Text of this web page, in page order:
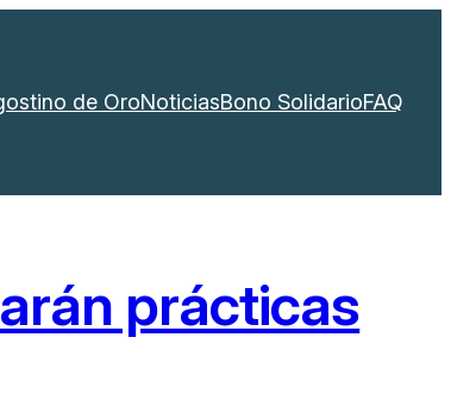
de OroNoticiasBono SolidarioFAQ
prácticas